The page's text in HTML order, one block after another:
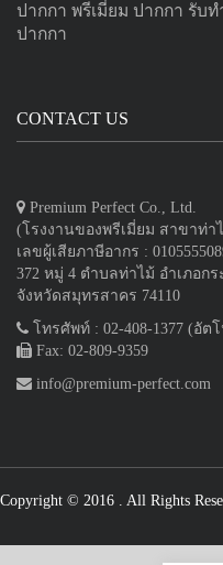
ปากกา พรีเมี่ยม ปากกา รับท
ปากกา
CONTACT US
Premium Perfect Co., Ltd.
(โรงงานของพรีเมี่ยม สาขาท่า
เลขผู้เสียภาษีอากร :
372 หมู่ 4 ตำบลท่าไม้ อำเภอก
จังหวัดสมุทรสาคร 74110
โทรศัพท์ : 02-408-1377 (อัต
Fax: 02-809-9359
info@premium-perfect.com
Copyright © 2016 . All Rights